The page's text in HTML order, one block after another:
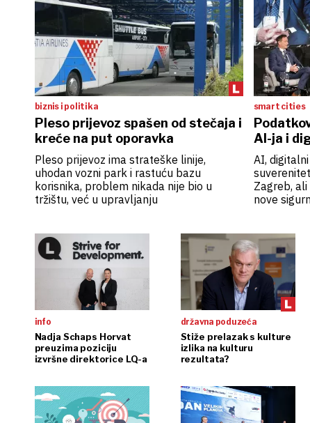
biznis i politika
Pleso prijevoz spašen od stečaja i
kreće na put oporavka
Pleso prijevoz ima strateške linije,
uhodan vozni park i rastuću bazu
korisnika, problem nikada nije bio u
tržištu, već u upravljanju
smart cities
AI-ja i
AI,
Zagreb,
nove
info
Nadja Schaps Horvat
preuzima poziciju
izvršne direktorice LQ-a
državna poduzeća
Stiže prelazak s kulture
izlika na kulturu
rezultata?